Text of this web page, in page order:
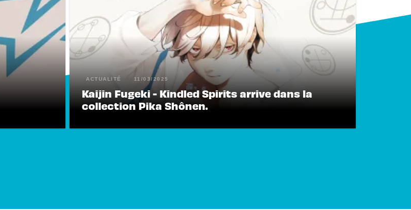
ACTUALITÉ 11/03/2025
Kaijin Fugeki - Kindled Spirits arrive dans la
collection Pika Shônen.